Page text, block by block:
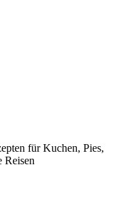
für Kuchen, Pies,
Reisen